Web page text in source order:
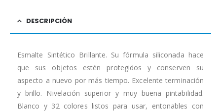
DESCRIPCIÓN
Esmalte Sintético Brillante. Su fórmula siliconada hace
que sus objetos estén protegidos y conserven su
aspecto a nuevo por más tiempo. Excelente terminación
y brillo. Nivelación superior y muy buena pintabilidad.
Blanco y 32 colores listos para usar, entonables con